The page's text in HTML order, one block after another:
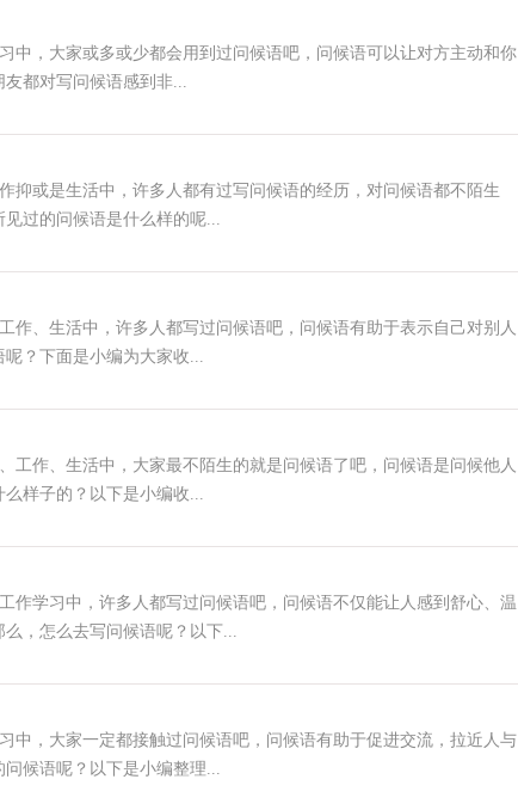
家或多或少都会用到过问候语吧，问候语可以让对方主动和你
都对写问候语感到非...
生活中，许多人都有过写问候语的经历，对问候语都不陌生
过的问候语是什么样的呢...
活中，许多人都写过问候语吧，问候语有助于表示自己对别人
？下面是小编为大家收...
生活中，大家最不陌生的就是问候语了吧，问候语是问候他人
样子的？以下是小编收...
中，许多人都写过问候语吧，问候语不仅能让人感到舒心、温
，怎么去写问候语呢？以下...
家一定都接触过问候语吧，问候语有助于促进交流，拉近人与
候语呢？以下是小编整理...